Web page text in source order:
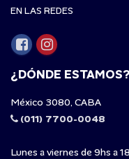
EN LAS REDES
¿DÓNDE ESTAMOS?
México 3080, CABA
(011) 7700-0048
Lunes a viernes de 9hs a